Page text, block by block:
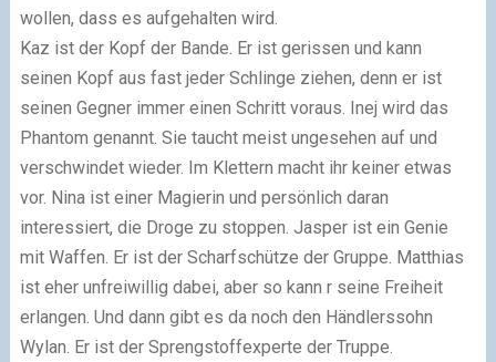
wollen, dass es aufgehalten wird.
Kaz ist der Kopf der Bande. Er ist gerissen und kann
seinen Kopf aus fast jeder Schlinge ziehen, denn er ist
seinen Gegner immer einen Schritt voraus. Inej wird das
Phantom genannt. Sie taucht meist ungesehen auf und
verschwindet wieder. Im Klettern macht ihr keiner etwas
vor. Nina ist einer Magierin und persönlich daran
interessiert, die Droge zu stoppen. Jasper ist ein Genie
mit Waffen. Er ist der Scharfschütze der Gruppe. Matthias
ist eher unfreiwillig dabei, aber so kann r seine Freiheit
erlangen. Und dann gibt es da noch den Händlerssohn
Wylan. Er ist der Sprengstoffexperte der Truppe.